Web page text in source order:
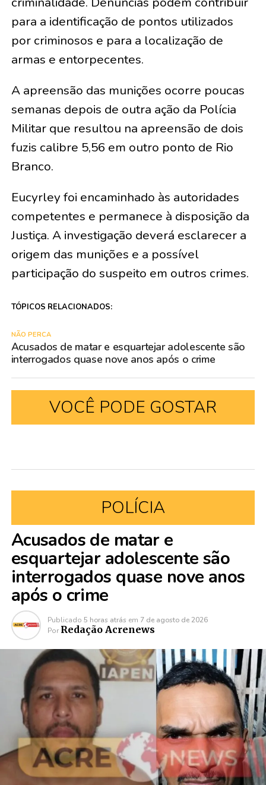
para a identificação de pontos utilizados
por criminosos e para a localização de
armas e entorpecentes.
A apreensão das munições ocorre poucas
semanas depois de outra ação da Polícia
Militar que resultou na apreensão de dois
fuzis calibre 5,56 em outro ponto de Rio
Branco.
Eucyrley foi encaminhado às autoridades
competentes e permanece à disposição da
Justiça. A investigação deverá esclarecer a
origem das munições e a possível
participação do suspeito em outros crimes.
TÓPICOS RELACIONADOS:
NÃO PERCA
Acusados de matar e esquartejar adolescente são
interrogados quase nove anos após o crime
VOCÊ PODE GOSTAR
POLÍCIA
Acusados de matar e
esquartejar adolescente são
interrogados quase nove anos
após o crime
Publicado 5 horas atrás em 7 de agosto de 2026
Por Redação Acrenews